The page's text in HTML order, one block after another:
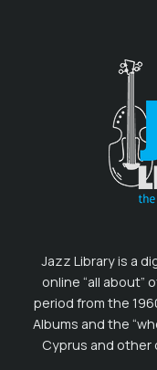
Jazz Library is a
online “all about”
period from the
Albums and the
Cyprus and other